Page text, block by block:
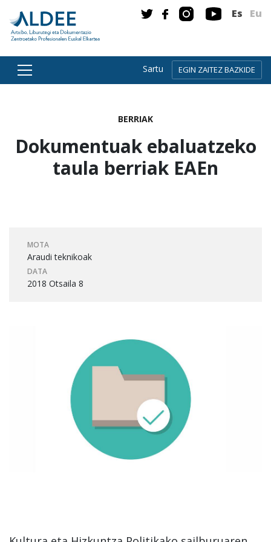
Es Eu
Sartu EGIN ZAITEZ BAZKIDE
BERRIAK
Dokumentuak ebaluatzeko
taula berriak EAEn
MOTA
Araudi teknikoak
DATA
2018 Otsaila 8